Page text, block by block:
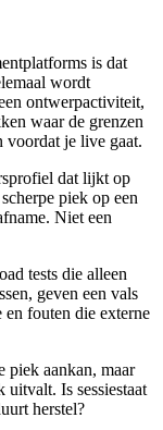
is dat
wordt
ontwerpactiviteit,
waar de grenzen
voordat je live gaat.
dat lijkt op
piek op een
Niet een
tests die alleen
geven een vals
fouten die externe
piek aankan, maar
Is sessiestaat
herstel?